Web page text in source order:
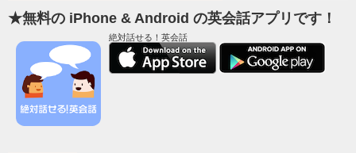
★無料の iPhone & Android の英会話アプリです！
絶対話せる！英会話